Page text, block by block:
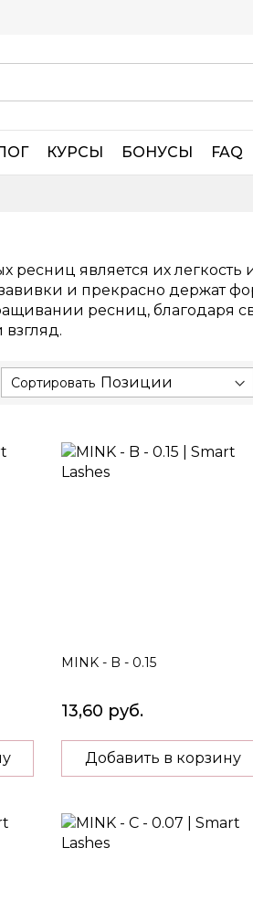
КУРСЫ БОНУСЫ FAQ
является их
и прекрасно держат
ресниц, благодаря
Сортировать
MINK - B - 0.15
13,60 руб.
Добавить в корзину